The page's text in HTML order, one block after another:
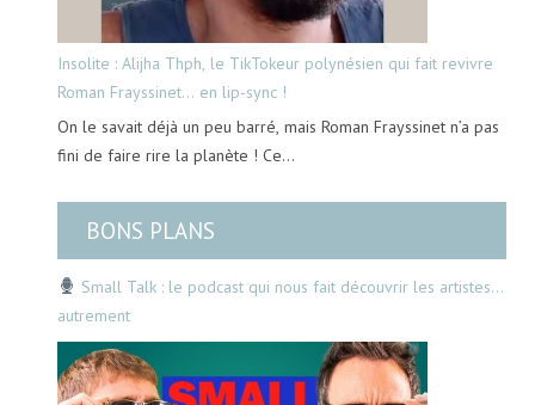
Insolite : Alijha Thph, le TikTokeur polynésien qui fait revivre
Roman Frayssinet… en lip-sync !
On le savait déjà un peu barré, mais Roman Frayssinet n’a pas
fini de faire rire la planète ! Ce…
BONS PLANS
Small Talk : le podcast qui nous fait découvrir les artistes…
autrement